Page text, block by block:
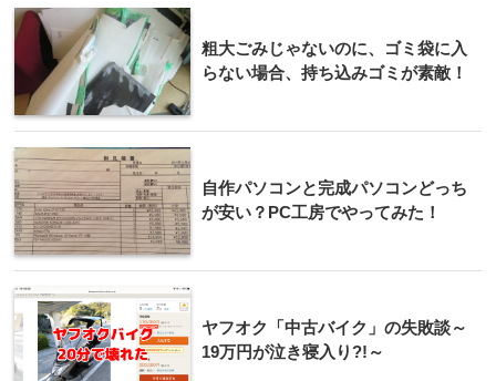
粗大ごみじゃないのに、ゴミ袋に入
らない場合、持ち込みゴミが素敵！
自作パソコンと完成パソコンどっち
が安い？PC工房でやってみた！
ヤフオク「中古バイク」の失敗談～
19万円が泣き寝入り?!～